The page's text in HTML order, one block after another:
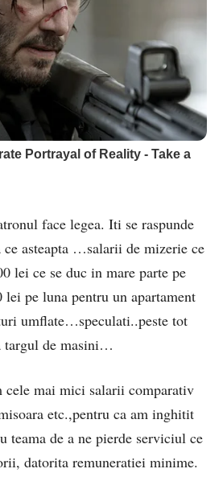
face legea. Iti se raspunde
asteapta …salarii de mizerie ce
lei ce se duc in mare parte pe
pe luna pentru un apartament
umflate…speculati..peste tot
de masini…
cele mai mici salarii comparativ
etc.,pentru ca am inghitit
de a ne pierde serviciul ce
datorita remuneratiei minime.